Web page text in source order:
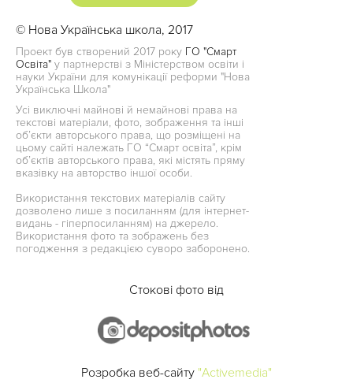
© Нова Українська школа, 2017
Проект був створений 2017 року ГО "Смарт
Освіта" у партнерстві з Міністерством освіти і
науки України для комунікації реформи "Нова
Українська Школа"
Усі виключні майнові й немайнові права на
текстові матеріали, фото, зображення та інші
об’єкти авторського права, що розміщені на
цьому сайті належать ГО “Смарт освіта”, крім
об’єктів авторського права, які містять пряму
вказівку на авторство іншої особи.
Використання текстових матеріалів сайту
дозволено лише з посиланням (для інтернет-
видань - гіперпосиланням) на джерело.
Використання фото та зображень без
погодження з редакцією суворо заборонено.
Стокові фото від
Розробка веб-сайту "Activemedia"